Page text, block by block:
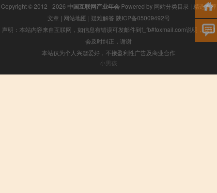
Copyright © 2012 - 2026 中国互联网产业年会Powered by 网站分类目录 | 精选推荐
文章 | 网站地图 | 疑难解答 陕ICP备05009492号
声明：本站内容来自互联网，如信息有错误可发邮件到f_fb#foxmail.com说明，我们
会及时纠正，谢谢
本站仅为个人兴趣爱好，不接盈利性广告及商业合作
小男孩